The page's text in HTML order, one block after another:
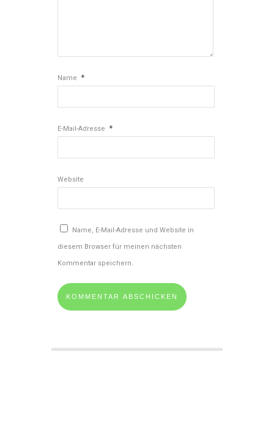
Name *
E-Mail-Adresse *
Website
Name, E-Mail-Adresse und Website in
diesem Browser für meinen nächsten
Kommentar speichern.